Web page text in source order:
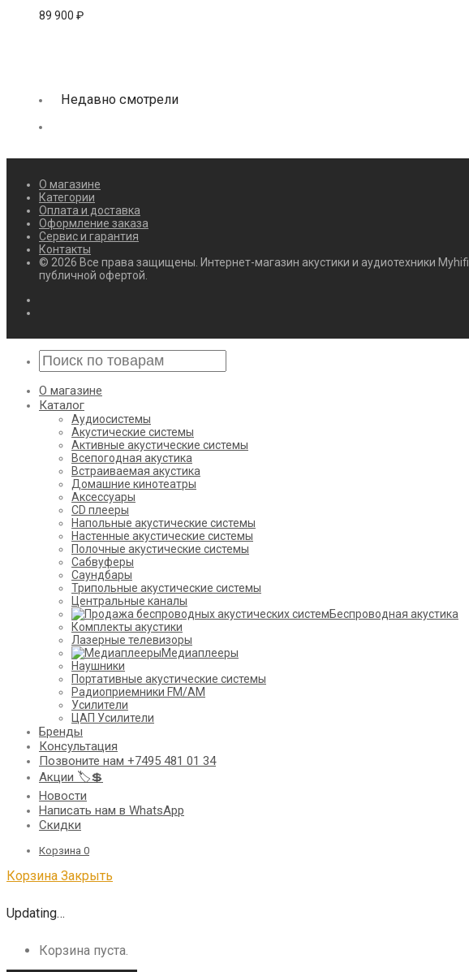
89 900 ₽
Недавно смотрели
О магазине
Категории
Оплата и доставка
Оформление заказа
Сервис и гарантия
Контакты
© 2026 Все права защищены. Интернет-магазин акустики и аудиотехники
публичной офертой.
О магазине
Каталог
Аудиосистемы
Акустические системы
Активные акустические системы
Всепогодная акустика
Встраиваемая акустика
Домашние кинотеатры
Аксессуары
CD плееры
Напольные акустические системы
Настенные акустические системы
Полочные акустические системы
Сабвуферы
Саундбары
Трипольные акустические системы
Центральные каналы
Беспроводная акустика
Комплекты акустики
Лазерные телевизоры
Медиаплееры
Наушники
Портативные акустические системы
Радиоприемники FM/AM
Усилители
ЦАП Усилители
Бренды
Консультация
Позвоните нам +7495 481 01 34
Акции 🏷️💲
Новости
Написать нам в WhatsApp
Скидки
Корзина 0
Корзина Закрыть
Updating…
Корзина пуста.